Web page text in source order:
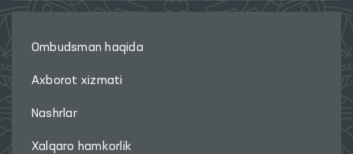
Ombudsman haqida
Axborot xizmati
Nashrlar
Xalqaro hamkorlik